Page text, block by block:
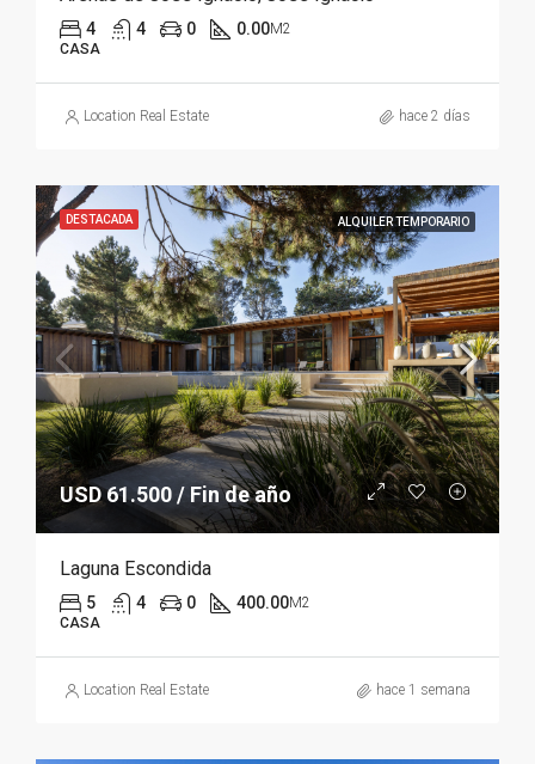
4 4 0 0.00M2
CASA
Location Real Estate hace 2 días
DESTACADA ALQUILER TEMPORARIO
USD 61.500 / Fin de año
Laguna Escondida
5 4 0 400.00M2
CASA
Location Real Estate hace 1 semana